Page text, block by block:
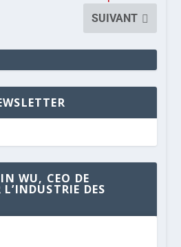
SUIVANT
WU, CEO DE
DES